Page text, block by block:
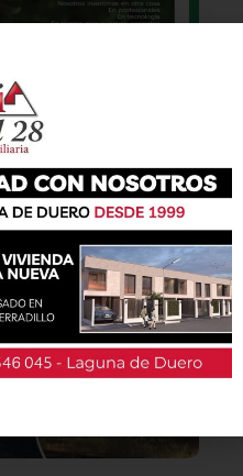
la revista en papel
los negocios
de las Artes.